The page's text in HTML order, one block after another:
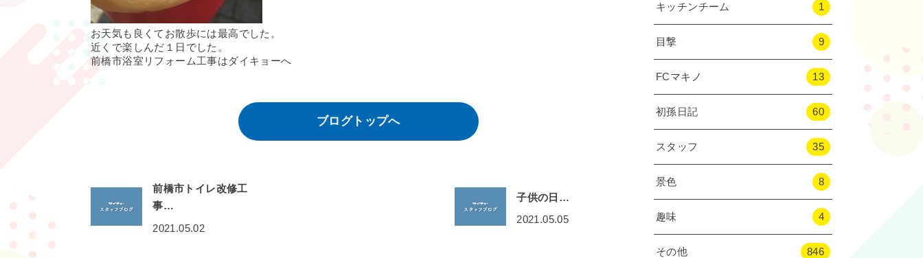
お天気も良くてお散歩には最高でした。
近くで楽しんだ１日でした。
前橋市浴室リフォーム工事はダイキョーへ
ブログトップへ
前橋市トイレ改修工
事…
2021.05.02
子供の日…
2021.05.05
キッチンチーム 1
目撃 9
FCマキノ 13
初孫日記 60
スタッフ 35
景色 8
趣味 4
その他 846